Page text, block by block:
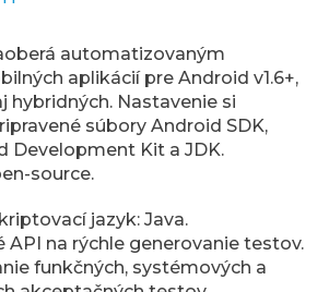
automatizovaným
aplikácií pre Android v1.6+,
hybridných. Nastavenie si
súbory Android SDK,
Development Kit a JDK.
source.
jazyk: Java.
API na rýchle generovanie testov.
funkčných, systémových a